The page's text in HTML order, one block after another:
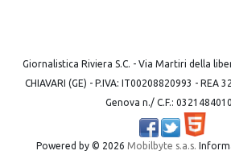
Giornalistica Riviera S.C. - Via Martiri della
CHIAVARI (GE) - P.IVA: IT00208820993 - REA
Genova n./ C.F.:
Powered by © 2026 Mobilbyte s.a.s.